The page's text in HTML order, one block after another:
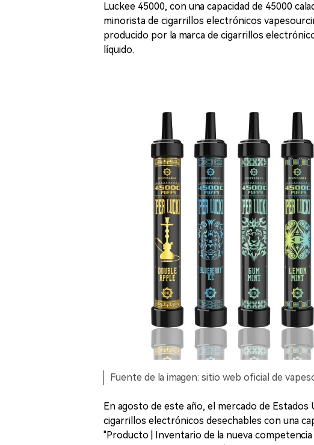
Luckee 45000, con una capacidad de 45000
minorista de cigarrillos electrónicos
producido por la marca de cigarrillos
líquido.
Fuente de la imagen: sitio web oficial de
En agosto de este año, el mercado de
cigarrillos electrónicos desechables con una
"Producto | Inventario de la nueva